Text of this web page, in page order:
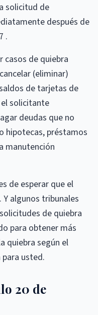
solicitud de
después de
.
casos de quiebra
(eliminar)
de tarjetas de
solicitante
deudas que no
hipotecas, préstamos
manutención
de esperar que el
algunos tribunales
de quiebra
para obtener más
quiebra según el
usted.
20 de